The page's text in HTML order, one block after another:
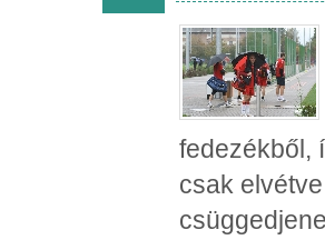
fedezékből,
csak